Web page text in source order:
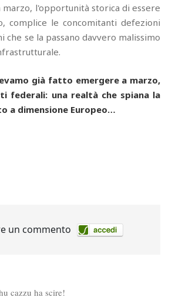
l'opportunità storica di essere
complice le concomitanti defezioni
che se la passano davvero malissimo
già fatto emergere a marzo,
federali: una realtà che spiana la
a dimensione Europeo…